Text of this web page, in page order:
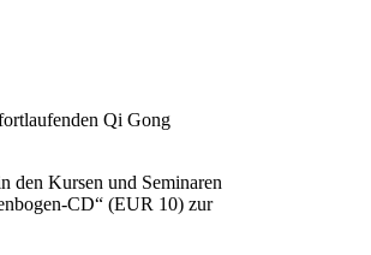
Qi Gong
den Kursen und Seminaren
CD“ (EUR 10) zur